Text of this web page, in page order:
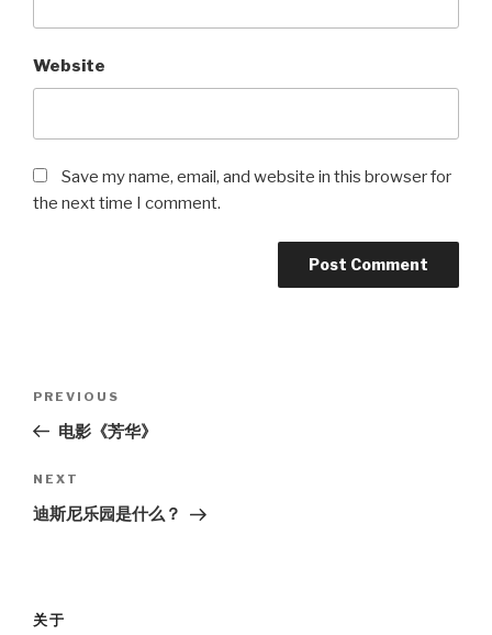
Website
Save my name, email, and website in this browser for
the next time I comment.
Previous
Post
PREVIOUS
电影《芳华》
Next
Post
NEXT
迪斯尼乐园是什么？
关于